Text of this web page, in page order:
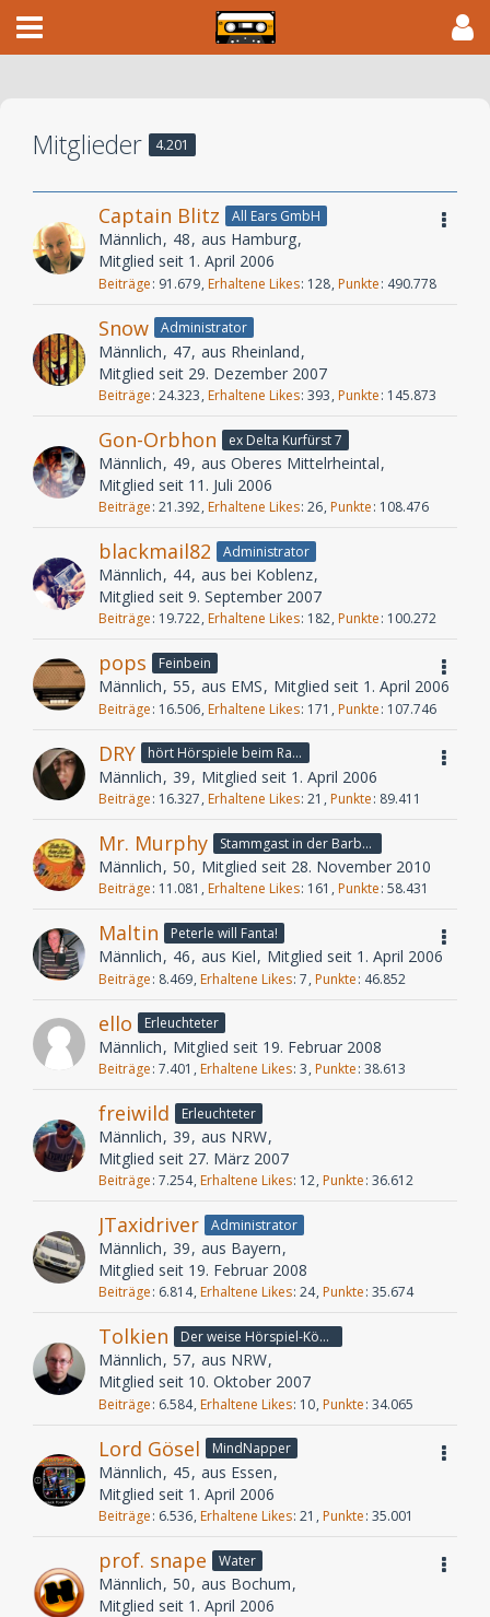
Mitglieder 4.201
Captain Blitz All Ears GmbH
Männlich 48 aus Hamburg
Mitglied seit 1. April 2006
Beiträge 91.679 Erhaltene Likes 128 Punkte 490.778
Snow Administrator
Männlich 47 aus Rheinland
Mitglied seit 29. Dezember 2007
Beiträge 24.323 Erhaltene Likes 393 Punkte 145.873
Gon-Orbhon ex Delta Kurfürst 7
Männlich 49 aus Oberes Mittelrheintal
Mitglied seit 11. Juli 2006
Beiträge 21.392 Erhaltene Likes 26 Punkte 108.476
blackmail82 Administrator
Männlich 44 aus bei Koblenz
Mitglied seit 9. September 2007
Beiträge 19.722 Erhaltene Likes 182 Punkte 100.272
pops Feinbein
Männlich 55 aus EMS Mitglied seit 1. April 2006
Beiträge 16.506 Erhaltene Likes 171 Punkte 107.746
DRY hört Hörspiele beim Rasenmähen
Männlich 39 Mitglied seit 1. April 2006
Beiträge 16.327 Erhaltene Likes 21 Punkte 89.411
Mr. Murphy Stammgast in der Barbarabar
Männlich 50 Mitglied seit 28. November 2010
Beiträge 11.081 Erhaltene Likes 161 Punkte 58.431
Maltin Peterle will Fanta!
Männlich 46 aus Kiel Mitglied seit 1. April 2006
Beiträge 8.469 Erhaltene Likes 7 Punkte 46.852
ello Erleuchteter
Männlich Mitglied seit 19. Februar 2008
Beiträge 7.401 Erhaltene Likes 3 Punkte 38.613
freiwild Erleuchteter
Männlich 39 aus NRW
Mitglied seit 27. März 2007
Beiträge 7.254 Erhaltene Likes 12 Punkte 36.612
JTaxidriver Administrator
Männlich 39 aus Bayern
Mitglied seit 19. Februar 2008
Beiträge 6.814 Erhaltene Likes 24 Punkte 35.674
Tolkien Der weise Hörspiel-König
Männlich 57 aus NRW
Mitglied seit 10. Oktober 2007
Beiträge 6.584 Erhaltene Likes 10 Punkte 34.065
Lord Gösel MindNapper
Männlich 45 aus Essen
Mitglied seit 1. April 2006
Beiträge 6.536 Erhaltene Likes 21 Punkte 35.001
prof. snape Water
Männlich 50 aus Bochum
Mitglied seit 1. April 2006